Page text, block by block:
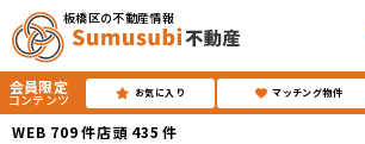
板橋区の不動産情報
会員限定
コンテンツ お気に入り マッチング物件
WEB 709件店頭 435 件